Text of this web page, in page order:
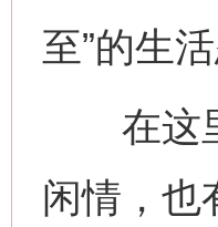
至”的生活
在这里
闲情，也